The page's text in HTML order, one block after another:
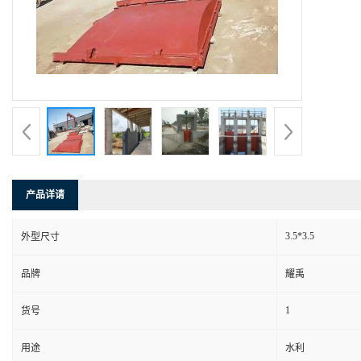
产品详请
外型尺寸 3.5*3.5
品牌 耀禹
货号 1
用途 水利